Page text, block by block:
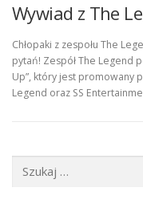
Wywiad z The
Chłopaki z zespołu The
pytań! Zespół The Legend
Up”, który jest promowany
Legend oraz SS